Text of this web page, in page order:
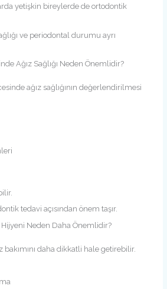
yetişkin bireylerde de ortodontik
ve periodontal durumu ayrı
Ağız Sağlığı Neden Önemlidir?
ağız sağlığının değerlendirilmesi
tedavi açısından önem taşır.
Hijyeni Neden Daha Önemlidir?
bakımını daha dikkatli hale getirebilir.